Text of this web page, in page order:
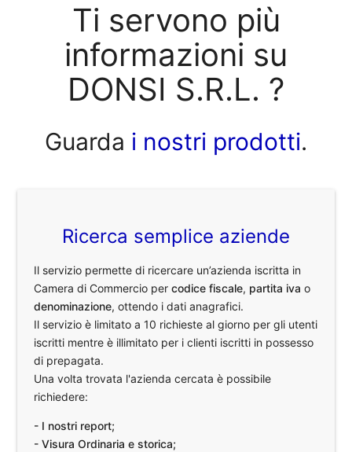
Ti servono più
informazioni su
DONSI S.R.L. ?
Guarda i nostri prodotti.
Ricerca semplice aziende
Il servizio permette di ricercare un’azienda iscritta in
Camera di Commercio percodice fiscale, partita iva o
denominazione, ottendo i dati anagrafici.
Il servizio è limitato a 10 richieste al giorno per gli utenti
iscritti mentre è illimitato per i clienti iscritti in possesso
di prepagata.
Una volta trovata l'azienda cercata è possibile
richiedere:
- I nostri report;
- Visura Ordinaria e storica;